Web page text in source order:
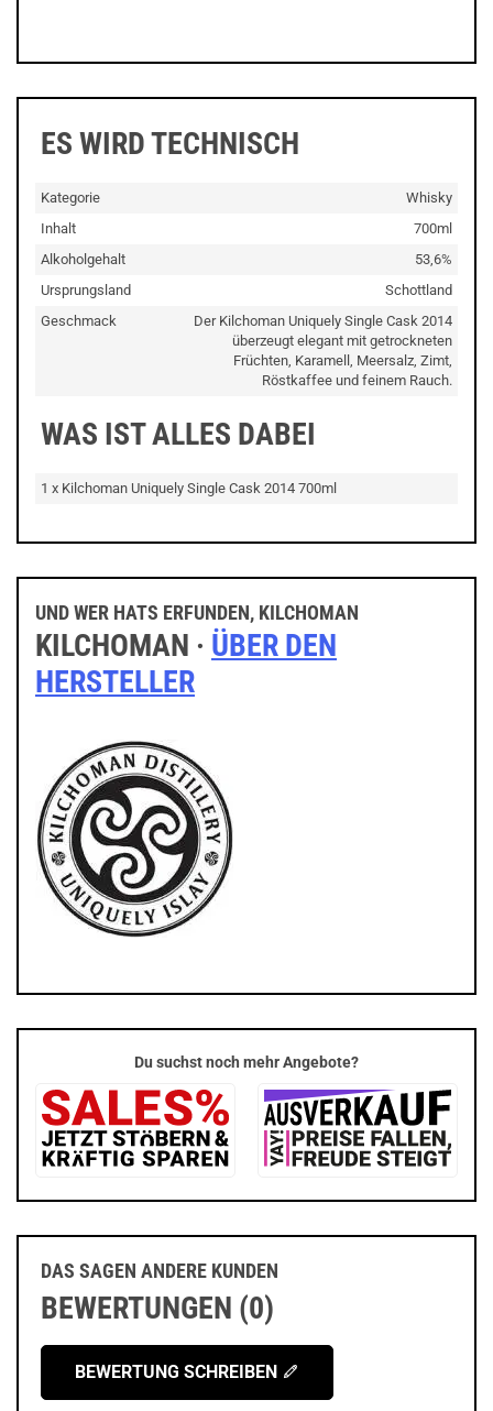
ES WIRD TECHNISCH
Kategorie
Whisky
Inhalt
700ml
Alkoholgehalt
53,6%
Ursprungsland
Schottland
Geschmack
Der Kilchoman Uniquely Single Cask 2014
überzeugt elegant mit getrockneten
Früchten, Karamell, Meersalz, Zimt,
Röstkaffee und feinem Rauch.
WAS IST ALLES DABEI
1 x Kilchoman Uniquely Single Cask 2014 700ml
UND WER HATS ERFUNDEN, KILCHOMAN
KILCHOMAN · ÜBER DEN
HERSTELLER
Du suchst noch mehr Angebote?
DAS SAGEN ANDERE KUNDEN
BEWERTUNGEN (0)
BEWERTUNG SCHREIBEN